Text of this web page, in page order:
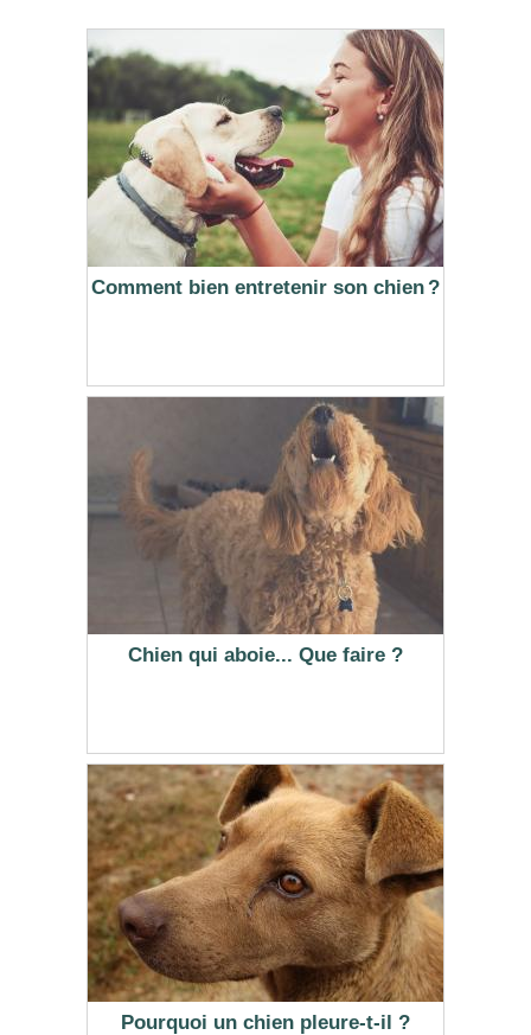
Comment bien entretenir son chien ?
Chien qui aboie... Que faire ?
Pourquoi un chien pleure-t-il ?